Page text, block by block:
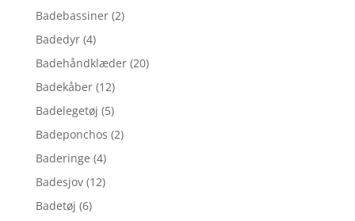
Badebassiner (2)
Badedyr (4)
Badehåndklæder (20)
Badekåber (12)
Badelegetøj (5)
Badeponchos (2)
Baderinge (4)
Badesjov (12)
Badetøj (6)